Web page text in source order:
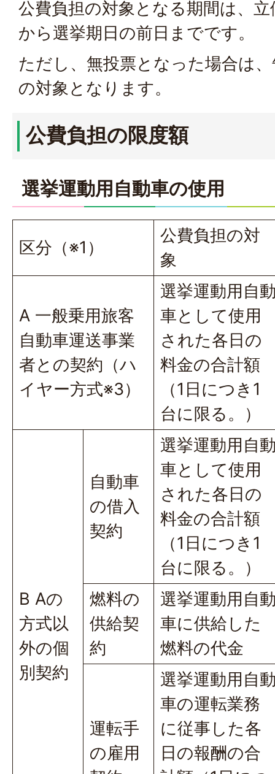
公費負担の対象となる期間は、
から選挙期日の前日までです。
ただし、無投票となった場合は
の対象となります。
公費負担の限度額
選挙運動用自動車の使用
区分（※1）
公費負担の対
象
A 一般乗用旅客
自動車運送事業
者との契約（ハ
イヤー方式※3）
選挙運動用自
車として使用
された各日の
料金の合計額
（1日につき1
台に限る。）
B Aの
方式以
外の個
別契約
自動車
の借入
契約
選挙運動用自
車として使用
された各日の
料金の合計額
（1日につき1
台に限る。）
燃料の
供給契
約
選挙運動用自
車に供給した
燃料の代金
運転手
の雇用
選挙運動用自
車の運転業務
に従事した各
日の報酬の合